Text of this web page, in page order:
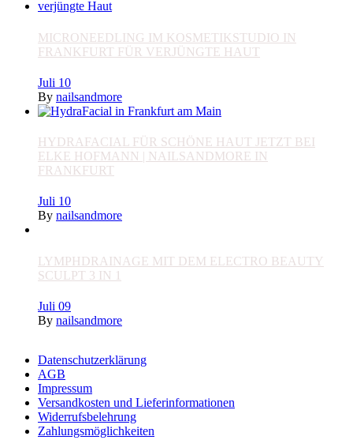
MICRONEEDLING IM KOSMETIKSTUDIO IN
FRANKFURT FÜR VERJÜNGTE HAUT
Juli 10
By nailsandmore
HYDRAFACIAL FÜR SCHÖNE HAUT JETZT BEI
ELKE HOFMANN | NAILSANDMORE IN
FRANKFURT
Juli 10
By nailsandmore
LYMPHDRAINAGE MIT DEM ELECTRO BEAUTY
SCULPT 3 IN 1
Juli 09
By nailsandmore
Datenschutzerklärung
AGB
Impressum
Versandkosten und Lieferinformationen
Widerrufsbelehrung
Zahlungsmöglichkeiten